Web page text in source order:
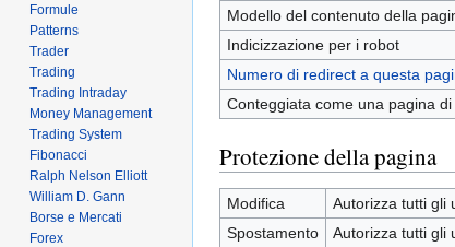
Modello del contenuto della
Indicizzazione per i robot
Numero di redirect a questa
Conteggiata come una pagina
Protezione della pagina
Modifica
Autorizza tutti gli
Spostamento
Autorizza tutti gli
Formule
Patterns
Trader
Trading
Trading Intraday
Money Management
Trading System
Fibonacci
Ralph Nelson Elliott
William D. Gann
Borse e Mercati
Forex